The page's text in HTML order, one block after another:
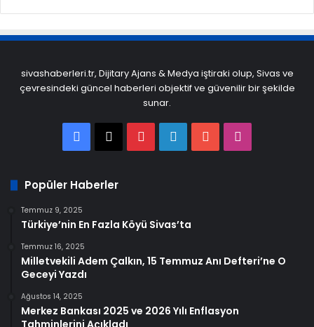
sivashaberleri.tr, Dijitary Ajans & Medya iştiraki olup, Sivas ve
çevresindeki güncel haberleri objektif ve güvenilir bir şekilde
sunar.
Facebook
X PinterestLinkedInYouTube
Popüler Haberler
Temmuz 9, 2025
Türkiye’nin En Fazla Köyü Sivas’ta
Temmuz 16, 2025
Milletvekili Adem Çalkın, 15 Temmuz Anı Defteri’ne O
Geceyi Yazdı
Ağustos 14, 2025
Merkez Bankası 2025 ve 2026 Yılı Enflasyon
Tahminlerini Açıkladı